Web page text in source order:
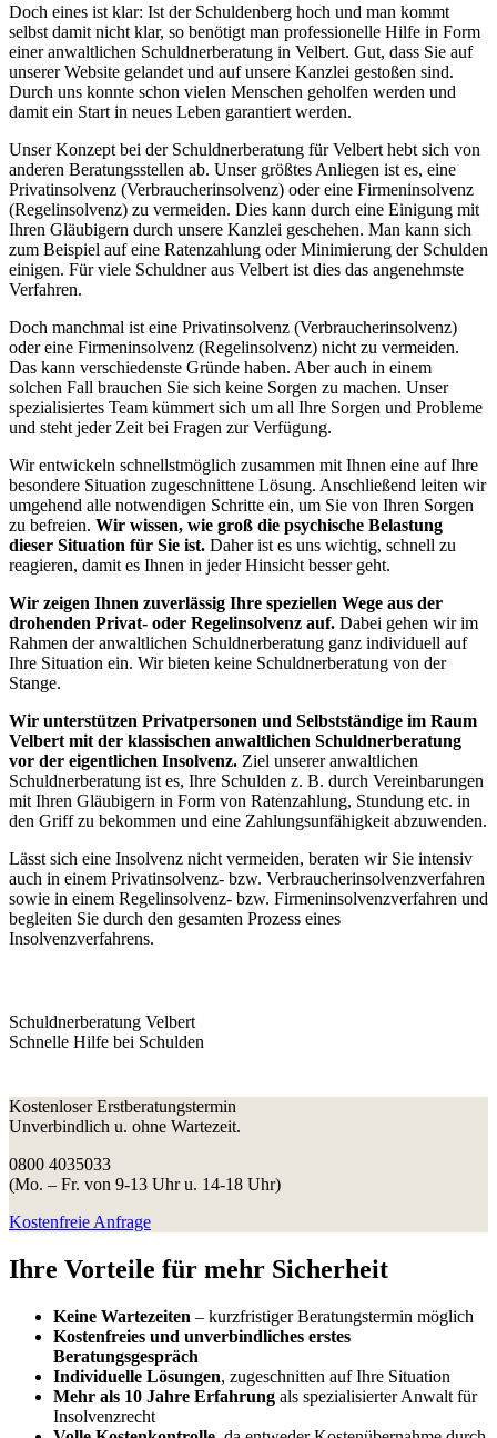
Doch eines ist klar: Ist der Schuldenberg hoch und man kommt
selbst damit nicht klar, so benötigt man professionelle Hilfe in Form
einer anwaltlichen Schuldnerberatung in Velbert. Gut, dass Sie auf
unserer Website gelandet und auf unsere Kanzlei gestoßen sind.
Durch uns konnte schon vielen Menschen geholfen werden und
damit ein Start in neues Leben garantiert werden.
Unser Konzept bei der Schuldnerberatung für Velbert hebt sich von
anderen Beratungsstellen ab. Unser größtes Anliegen ist es, eine
Privatinsolvenz (Verbraucherinsolvenz) oder eine Firmeninsolvenz
(Regelinsolvenz) zu vermeiden. Dies kann durch eine Einigung mit
Ihren Gläubigern durch unsere Kanzlei geschehen. Man kann sich
zum Beispiel auf eine Ratenzahlung oder Minimierung der Schulden
einigen. Für viele Schuldner aus Velbert ist dies das angenehmste
Verfahren.
Doch manchmal ist eine Privatinsolvenz (Verbraucherinsolvenz)
oder eine Firmeninsolvenz (Regelinsolvenz) nicht zu vermeiden.
Das kann verschiedenste Gründe haben. Aber auch in einem
solchen Fall brauchen Sie sich keine Sorgen zu machen. Unser
spezialisiertes Team kümmert sich um all Ihre Sorgen und Probleme
und steht jeder Zeit bei Fragen zur Verfügung.
Wir entwickeln schnellstmöglich zusammen mit Ihnen eine auf Ihre
besondere Situation zugeschnittene Lösung. Anschließend leiten wir
umgehend alle notwendigen Schritte ein, um Sie von Ihren Sorgen
zu befreien. Wir wissen, wie groß die psychische Belastung
dieser Situation für Sie ist. Daher ist es uns wichtig, schnell zu
reagieren, damit es Ihnen in jeder Hinsicht besser geht.
Wir zeigen Ihnen zuverlässig Ihre speziellen Wege aus der
drohenden Privat- oder Regelinsolvenz auf. Dabei gehen wir im
Rahmen der anwaltlichen Schuldnerberatung ganz individuell auf
Ihre Situation ein. Wir bieten keine Schuldnerberatung von der
Stange.
Wir unterstützen Privatpersonen und Selbstständige im Raum
Velbert mit der klassischen anwaltlichen Schuldnerberatung
vor der eigentlichen Insolvenz. Ziel unserer anwaltlichen
Schuldnerberatung ist es, Ihre Schulden z. B. durch Vereinbarungen
mit Ihren Gläubigern in Form von Ratenzahlung, Stundung etc. in
den Griff zu bekommen und eine Zahlungsunfähigkeit abzuwenden.
Lässt sich eine Insolvenz nicht vermeiden, beraten wir Sie intensiv
auch in einem Privatinsolvenz- bzw. Verbraucherinsolvenzverfahren
sowie in einem Regelinsolvenz- bzw. Firmeninsolvenzverfahren und
begleiten Sie durch den gesamten Prozess eines
Insolvenzverfahrens.
Schuldnerberatung Velbert
Schnelle Hilfe bei Schulden
Kostenloser Erstberatungstermin
Unverbindlich u. ohne Wartezeit.
0800 4035033
(Mo. – Fr. von 9-13 Uhr u. 14-18 Uhr)
Kostenfreie Anfrage
Ihre Vorteile für mehr Sicherheit
Keine Wartezeiten – kurzfristiger Beratungstermin möglich
Kostenfreies und unverbindliches erstes
Beratungsgespräch
Individuelle Lösungen, zugeschnitten auf Ihre Situation
Mehr als 10 Jahre Erfahrung als spezialisierter Anwalt für
Insolvenzrecht